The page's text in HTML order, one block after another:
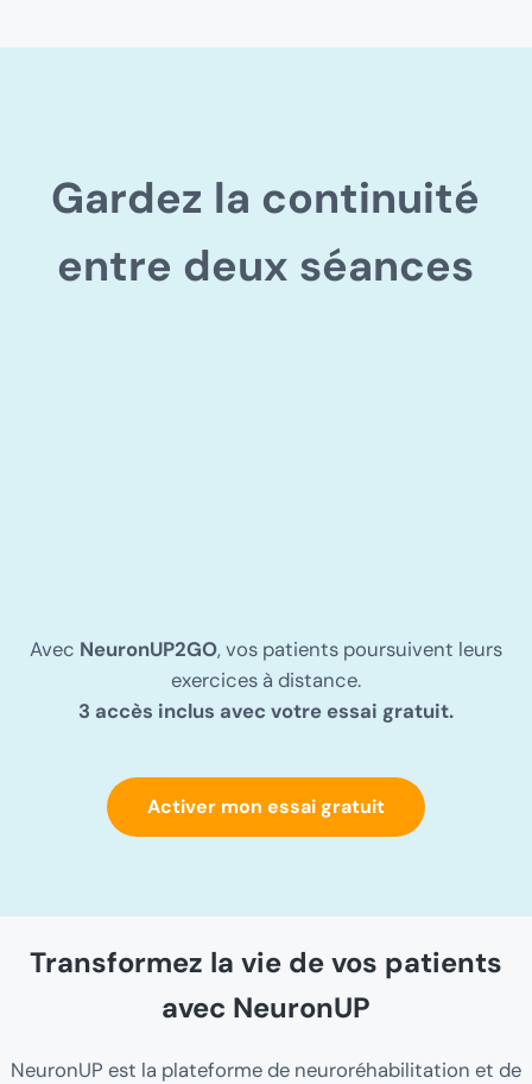
Gardez la continuité
entre deux séances
Avec NeuronUP2GO, vos patients poursuivent leurs
exercices à distance.
3 accès inclus avec votre essai gratuit.
Activer mon essai gratuit
Transformez la vie de vos patients
avec NeuronUP
NeuronUP est la plateforme de neuroréhabilitation et de